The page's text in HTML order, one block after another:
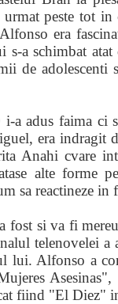
peste tot
era
s-a schimbat
de adolescenti
i-a adus faima
era indragit
Anahi cvare
alte forme
sa reactineze in
si va fi
telenovelei a
lui. Alfonso a
fiind "El Diez"